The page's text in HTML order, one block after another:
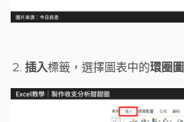
插入標籤，選擇圖表中的環圈圖